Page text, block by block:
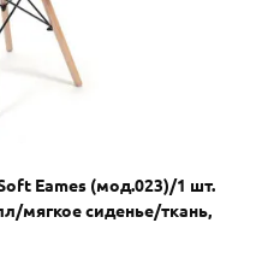
Eames (мод.023)/1 шт.
мягкое сиденье/ткань,